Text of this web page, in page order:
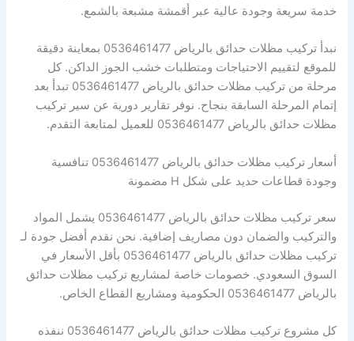
خدمة سريعة وجودة عالية عبر أقمشة مشبعة بالشمع.
نبدأ تركيب مظلات حدائق بالرياض 0536461477 بمعاينة دقيقة
للموقع لتقييم الاحتياجات ومتطلبات خشب الجوز الداكن. كل
مرحلة من تركيب مظلات حدائق بالرياض 0536461477 تبدأ بعد
إتمام المرحلة السابقة بنجاح. نوفر تقارير دورية عن سير تركيب
مظلات حدائق بالرياض 0536461477 للعميل لمتابعة التقدم.
أسعار تركيب مظلات حدائق بالرياض 0536461477 تنافسية
وجودة قطاعات حديد على شكل H مضمونة
سعر تركيب مظلات حدائق بالرياض 0536461477 يشمل المواد
والتركيب والضمان دون مصاريف إضافية. نحن نقدم أفضل جودة لـ
تركيب مظلات حدائق بالرياض 0536461477 بأقل الأسعار في
السوق السعودي. خصومات خاصة لمشاريع تركيب مظلات حدائق
بالرياض 0536461477 الحكومية ومشاريع القطاع الخاص.
كل مشروع تركيب مظلات حدائق بالرياض 0536461477 ننفذه